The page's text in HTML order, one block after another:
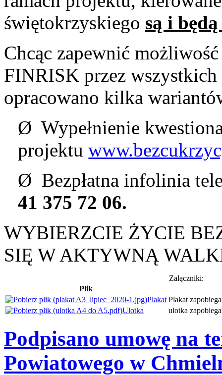
świętokrzyskiego są i
Chcąc zapewnić
FINRISK przez wszystkich
opracowano kilka
Ø Wypełnienie
projektu
Ø Bezpłatna infolinia
41 375 72 06.
WYBIERZCIE ŻYCIE
SIĘ W AKTYWNĄ
Załączniki:
Plik
Plakat Plakat
Ulotka
ulotka
Podpisano umowę na
Powiatowego w